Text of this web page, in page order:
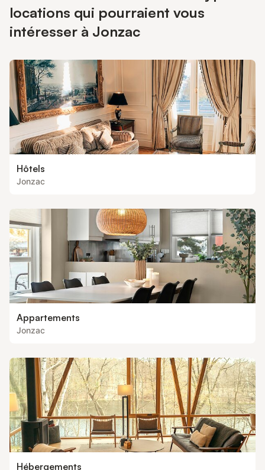
locations qui pourraient vous
intéresser à Jonzac
Hôtels
Jonzac
Appartements
Jonzac
Hébergements